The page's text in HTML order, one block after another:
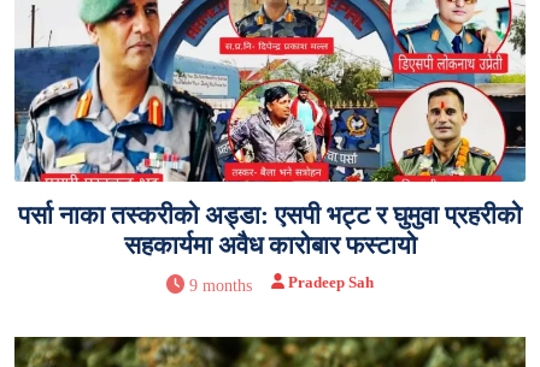
पर्सा नाका तस्करीको अड्डा: एसपी भट्ट र घुमुवा प्रहरीको
सहकार्यमा अवैध कारोबार फस्टायो
9 months Pradeep Sah